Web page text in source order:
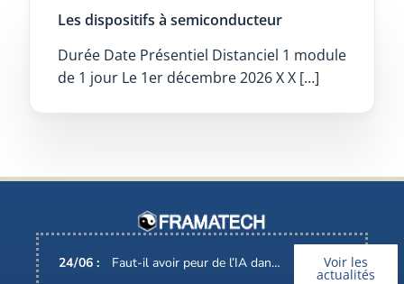
Les dispositifs à semiconducteur
Durée Date Présentiel Distanciel 1 module
de 1 jour Le 1er décembre 2026 X X […]
24/06 : Faut-il avoir peur de l’IA dans nos métiers ? Voir les
actualités